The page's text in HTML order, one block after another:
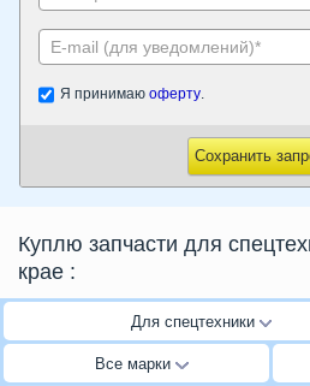
Я принимаю оферту.
Сохранить
Куплю запчасти для
крае :
Для спецтехники
Все марки